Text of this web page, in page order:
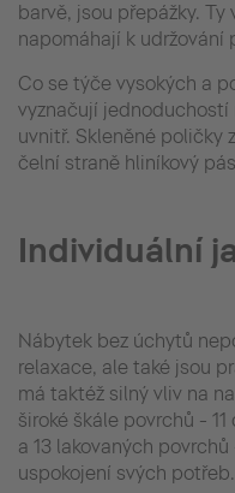
barvě, jsou přepážky.
napomáhají k udržování
Co se týče vysokých a
vyznačují jednoduchostí
uvnitř. Skleněné poličky
čelní straně hliníkový
Individuální
Nábytek bez úchytů
relaxace, ale také jsou
má taktéž silný vliv na
široké škále povrchů -
a 13 lakovaných
uspokojení svých potřeb.